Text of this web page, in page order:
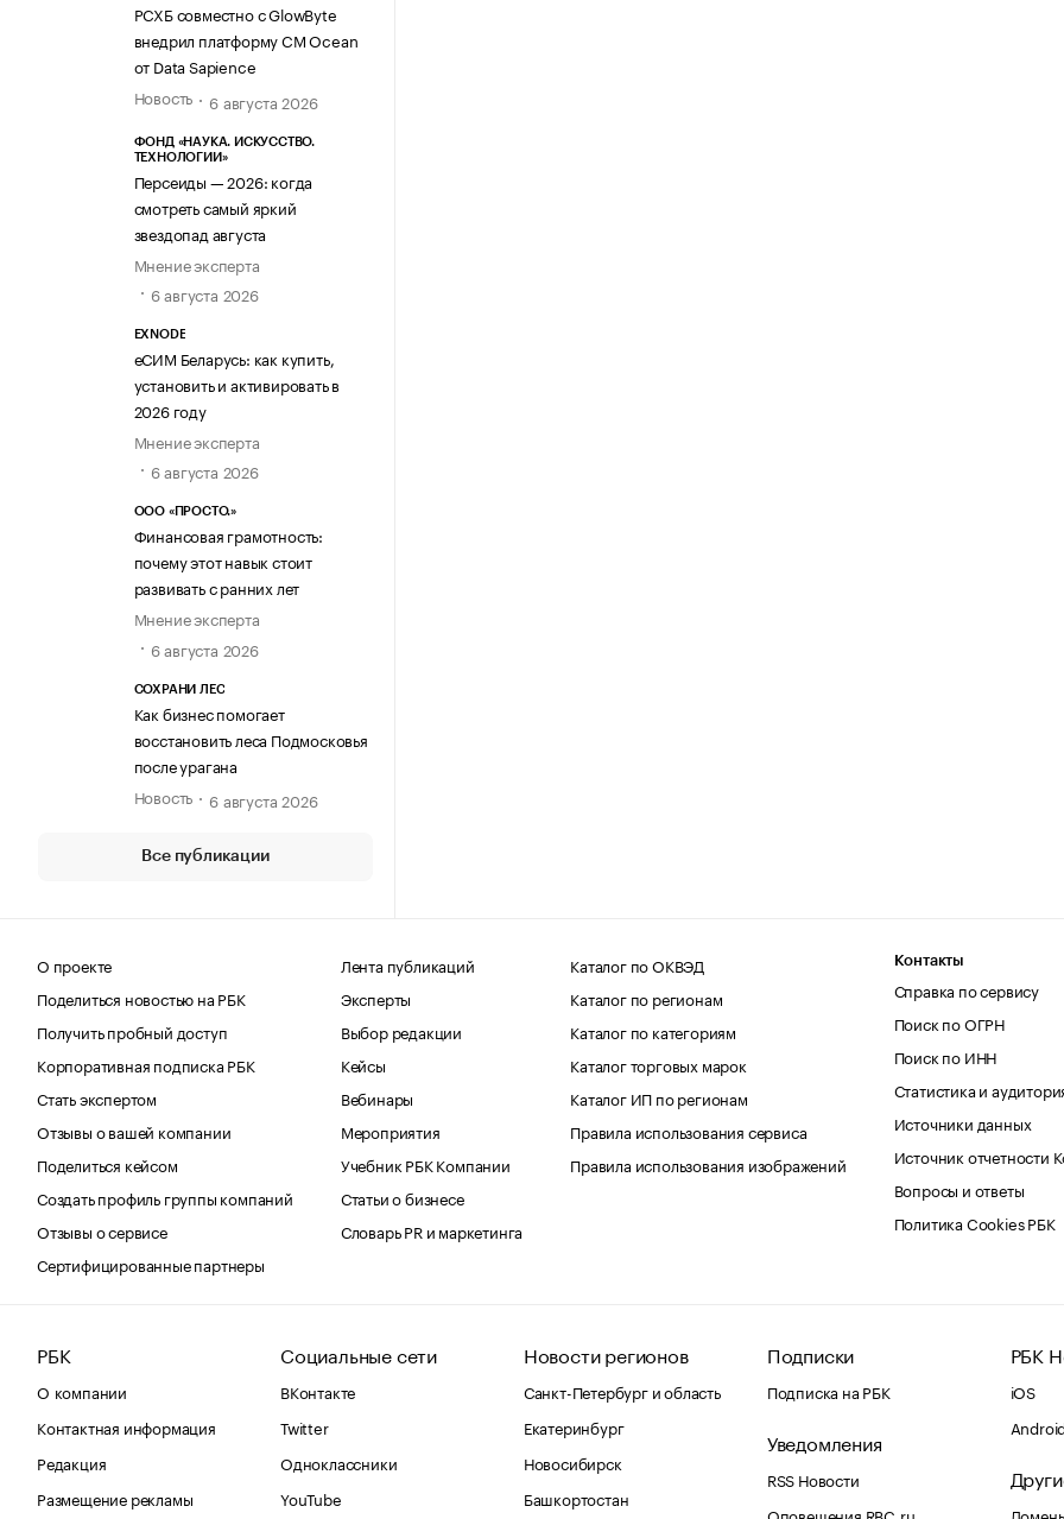
РСХБ совместно с GlowByte
внедрил платформу CM Ocean
от Data Sapience
Новость
6 августа 2026
ФОНД «НАУКА. ИСКУССТВО.
ТЕХНОЛОГИИ»
Персеиды — 2026: когда
смотреть самый яркий
звездопад августа
Мнение эксперта
6 августа 2026
EXNODE
еСИМ Беларусь: как купить,
установить и активировать в
2026 году
Мнение эксперта
6 августа 2026
ООО «ПРОСТО.»
Финансовая грамотность:
почему этот навык стоит
развивать с ранних лет
Мнение эксперта
6 августа 2026
СОХРАНИ ЛЕС
Как бизнес помогает
восстановить леса Подмосковья
после урагана
Новость
6 августа 2026
Все публикации
О проекте
Поделиться новостью на РБК
Получить пробный доступ
Корпоративная подписка РБК
Стать экспертом
Отзывы о вашей компании
Поделиться кейсом
Создать профиль группы компаний
Отзывы о сервисе
Сертифицированные партнеры
Лента публикаций
Эксперты
Выбор редакции
Кейсы
Вебинары
Мероприятия
Учебник РБК Компании
Статьи о бизнесе
Словарь PR и маркетинга
Каталог по ОКВЭД
Каталог по регионам
Каталог по категориям
Каталог торговых марок
Каталог ИП по регионам
Правила использования сервиса
Правила использования изображений
Контакты
Справка по сервису
Поиск по ОГРН
Поиск по ИНН
Статистика и
Источники данных
Источник отчетности
Вопросы и ответы
Политика Cookies РБК
РБК
О компании
Контактная информация
Редакция
Размещение рекламы
Социальные сети
ВКонтакте
Twitter
Одноклассники
YouTube
Новости регионов
Санкт-Петербург и область
Екатеринбург
Новосибирск
Башкортостан
Подписки
Подписка на РБК
Уведомления
RSS Новости
Оповещения RBC.ru
РБК
iOS